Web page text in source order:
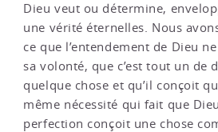
Dieu veut ou détermine,
une vérité éternelles. Nous
ce que l’entendement de Dieu
sa volonté, que c’est tout un de
quelque chose et qu’il conçoit
même nécessité qui fait que
perfection conçoit une chose